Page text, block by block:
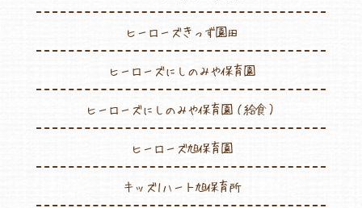
ヒーローズきっず園田
ヒーローズにしのみや保育園
ヒーローズにしのみや保育園（給食）
ヒーローズ旭保育園
キッズ1ハート旭保育所